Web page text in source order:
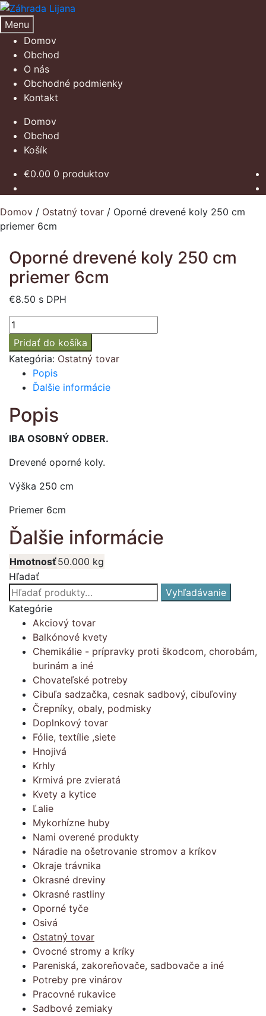
Preskočiť
na
navigáciu
Preskočiť
na
obsah
Menu
Domov
Obchod
O nás
Obchodné podmienky
Kontakt
Domov
Obchod
Košík
€0.00 0 produktov
Domov / Ostatný tovar / Oporné drevené koly 250 cm
priemer 6cm
Oporné drevené koly 250 cm
priemer 6cm
€8.50 s DPH
množstvo
Oporné
drevené
koly
priemer
6cm
Pridať do košíka
Kategória: Ostatný tovar
Popis
Ďalšie informácie
Popis
IBA OSOBNÝ ODBER.
Drevené oporné koly.
Výška 250 cm
Priemer 6cm
Ďalšie informácie
Hmotnosť50.000 kg
Hľadať
Hľadať:
Vyhľadávanie
Kategórie
Akciový tovar
Balkónové kvety
Chemikálie - prípravky proti škodcom, chorobám,
burinám a iné
Chovateľské potreby
Cibuľa sadzačka, cesnak sadbový, cibuľoviny
Črepníky, obaly, podmisky
Doplnkový tovar
Fólie, textílie ,siete
Hnojivá
Krhly
Krmivá pre zvieratá
Kvety a kytice
Ľalie
Mykorhízne huby
Nami overené produkty
Náradie na ošetrovanie stromov a kríkov
Okraje trávnika
Okrasné dreviny
Okrasné rastliny
Oporné tyče
Osivá
Ostatný tovar
Ovocné stromy a kríky
Pareniská, zakoreňovače, sadbovače a iné
Potreby pre vinárov
Pracovné rukavice
Sadbové zemiaky